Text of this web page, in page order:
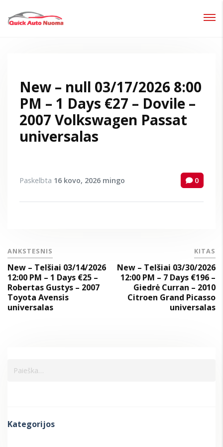
New – null 03/17/2026 8:00
PM – 1 Days €27 – Dovile –
2007 Volkswagen Passat
universalas
Paskelbta 16 kovo, 2026 mingo 0
ANKSTESNIS
New – Telšiai 03/14/2026
12:00 PM – 1 Days €25 –
Robertas Gustys – 2007
Toyota Avensis
universalas
KITAS
New – Telšiai 03/30/2026
12:00 PM – 7 Days €196 –
Giedrė Curran – 2010
Citroen Grand Picasso
universalas
Kategorijos